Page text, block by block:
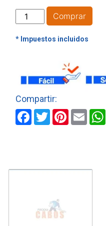
SPRAY
BRILLANTE
LACA
Comprar
Facebook
TwitterPinterest
Email